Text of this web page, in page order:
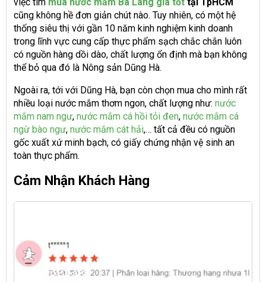
cũng không hề đơn giản chút nào. Tuy nhiên, có một hệ
thống siêu thị với gần 10 năm kinh nghiệm kinh doanh
trong lĩnh vực cung cấp thực phẩm sạch chắc chắn luôn
có nguồn hàng dồi dào, chất lượng ổn định mà bạn không
thể bỏ qua đó là Nông sản Dũng Hà.
Ngoài ra, tới với Dũng Hà, bạn còn chọn mua cho mình rất
nhiều loại nước mắm thơm ngon, chất lượng như: nước
mắm nam ngư, nước mắm cá hồi tỏi đen, nước mắm cá
ngừ bào ngư, nước mắm cát hải,… tất cả đều có nguồn
gốc xuất xứ minh bạch, có giấy chứng nhận vệ sinh an
toàn thực phẩm.
Cảm Nhận Khách Hàng